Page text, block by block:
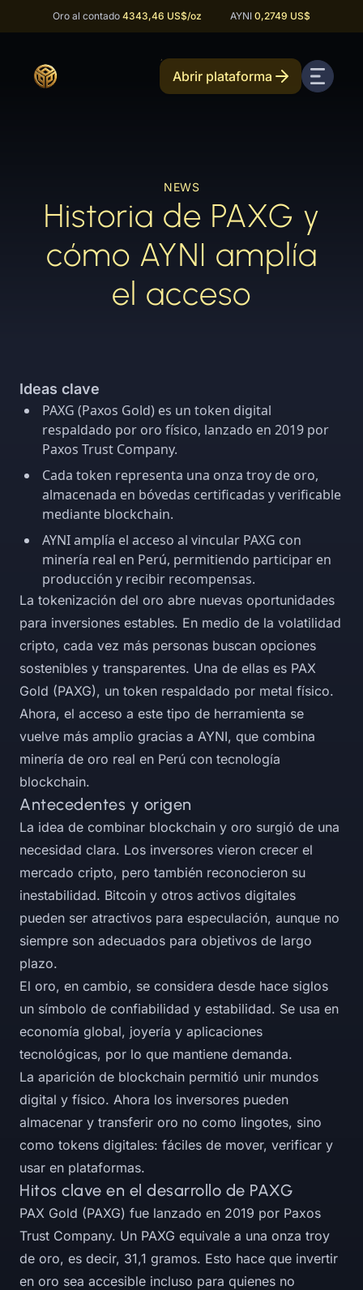
Oro al contado 4343,46 US$/oz AYNI 0,2749 US$
Abrir plataforma
NEWS
Historia de PAXG y
cómo AYNI amplía
el acceso
Ideas clave
PAXG (Paxos Gold) es un token digital
respaldado por oro físico, lanzado en 2019 por
Paxos Trust Company.
Cada token representa una onza troy de oro,
almacenada en bóvedas certificadas y verificable
mediante blockchain.
AYNI amplía el acceso al vincular PAXG con
minería real en Perú, permitiendo participar en
producción y recibir recompensas.
La tokenización del oro abre nuevas oportunidades
para inversiones estables. En medio de la volatilidad
cripto, cada vez más personas buscan opciones
sostenibles y transparentes. Una de ellas es PAX
Gold (PAXG), un token respaldado por metal físico.
Ahora, el acceso a este tipo de herramienta se
vuelve más amplio gracias a AYNI, que combina
minería de oro real en Perú con tecnología
blockchain.
Antecedentes y origen
La idea de combinar blockchain y oro surgió de una
necesidad clara. Los inversores vieron crecer el
mercado cripto, pero también reconocieron su
inestabilidad. Bitcoin y otros activos digitales
pueden ser atractivos para especulación, aunque no
siempre son adecuados para objetivos de largo
plazo.
El oro, en cambio, se considera desde hace siglos
un símbolo de confiabilidad y estabilidad. Se usa en
economía global, joyería y aplicaciones
tecnológicas, por lo que mantiene demanda.
La aparición de blockchain permitió unir mundos
digital y físico. Ahora los inversores pueden
almacenar y transferir oro no como lingotes, sino
como tokens digitales: fáciles de mover, verificar y
usar en plataformas.
Hitos clave en el desarrollo de PAXG
PAX Gold (PAXG) fue lanzado en 2019 por Paxos
Trust Company. Un PAXG equivale a una onza troy
de oro, es decir, 31,1 gramos. Esto hace que invertir
en oro sea accesible incluso para quienes no